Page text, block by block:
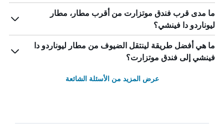
ما مدى قرب فندق موتزارت من أقرب مطار، مطار
ليوناردو دا فينشي؟
ما هي أفضل طريقة لينتقل الضيوف من مطار ليوناردو دا
فينشي إلى فندق موتزارت؟
عرض المزيد من الأسئلة الشائعة